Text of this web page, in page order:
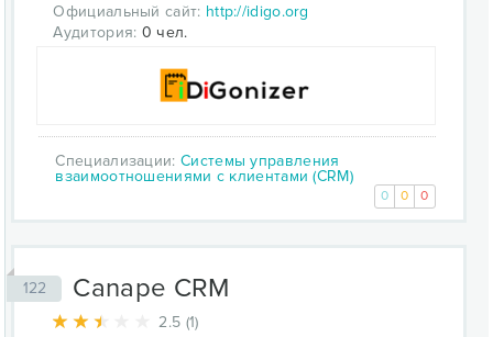
Официальный сайт: http://idigo.org
Аудитория: 0 чел.
Специализации: Системы управления
взаимоотношениями с клиентами (CRM)
0 0 0
122 Canape CRM
2.5 (1)